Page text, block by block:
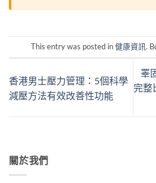
This entry was posted in健康資訊.
香港男士壓力管理：5個科學
減壓方法有效改善性功能
睪
完整
關於我們